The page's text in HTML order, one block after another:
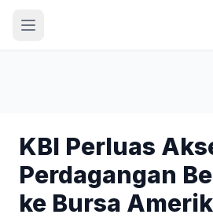
KBI Perluas
Perdagangan
ke Bursa